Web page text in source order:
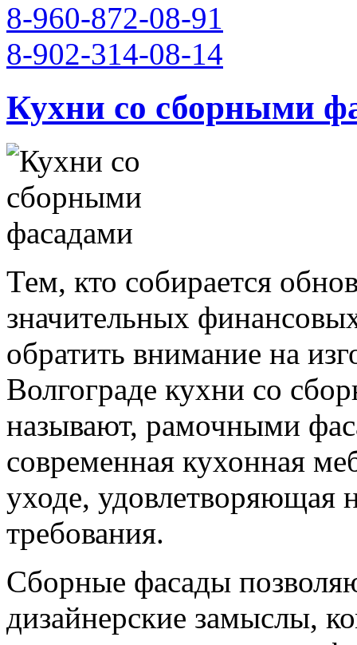
8-960-872-08-91
8-902-314-08-14
Кухни со сборными
Тем, кто собирается
значительных
обратить внимание на
Волгограде кухни со
называют, рамочными
современная кухонная
уходе, удовлетворяющая
требования.
Сборные фасады
дизайнерские замыслы,